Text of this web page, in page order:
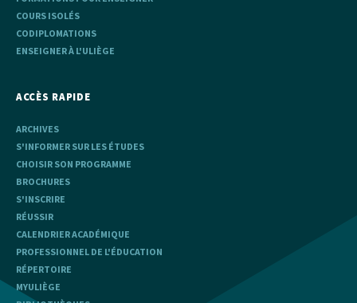
COURS ISOLÉS
CODIPLOMATIONS
ENSEIGNER À L'ULIÈGE
ACCÈS RAPIDE
ARCHIVES
S'INFORMER SUR LES ÉTUDES
CHOISIR SON PROGRAMME
BROCHURES
S'INSCRIRE
RÉUSSIR
CALENDRIER ACADÉMIQUE
PROFESSIONNEL DE L'ÉDUCATION
RÉPERTOIRE
MYULIÈGE